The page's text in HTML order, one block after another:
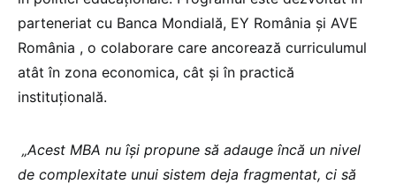
parteneriat cu Banca Mondială, EY România și AVE
România , o colaborare care ancorează curriculumul
atât în zona economica, cât și în practică
instituțională.
„Acest MBA nu își propune să adauge încă un nivel
de complexitate unui sistem deja fragmentat, ci să